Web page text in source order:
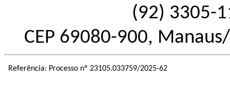
(92) 3305-
CEP 69080-900,
Referência: Processo nº 23105.033759/2025-62